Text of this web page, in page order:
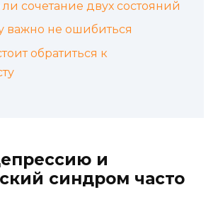
сочетание двух состояний
важно не ошибиться
обратиться к
и
синдром часто